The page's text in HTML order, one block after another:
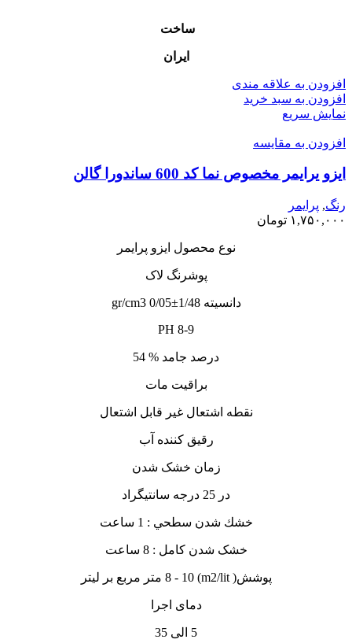
ساخت
ایران
افزودن به علاقه مندی
افزودن به سبد خرید
نمایش سریع
افزودن به مقایسه
ایزو یرایمر مخصوص نما کد 600 ساندورا گالن
رنگ, پرایمر
۱,۷۵۰,۰۰۰ تومان
نوع محصول ایزو پرایمر
پوشرنگ لاک
دانسیته 1/48±0/05 gr/cm3
PH 8-9
درصد جامد % 54
براقیت مات
نقطه اشتعال غیر قابل اشتعال
رقیق کننده آب
زمان خشک شدن
در 25 درجه سانتيگراد
خشك شدن سطحي : 1 ساعت
خشک شدن کامل : 8 ساعت
پوشش( m2/lit) 8 - 10 متر مربع بر لیتر
دمای اجرا
5 الی 35